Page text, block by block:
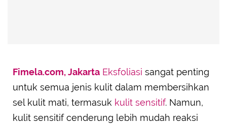
Fimela.com, Jakarta Eksfoliasi sangat penting
untuk semua jenis kulit dalam membersihkan
sel kulit mati, termasuk kulit sensitif. Namun,
kulit sensitif cenderung lebih mudah reaksi